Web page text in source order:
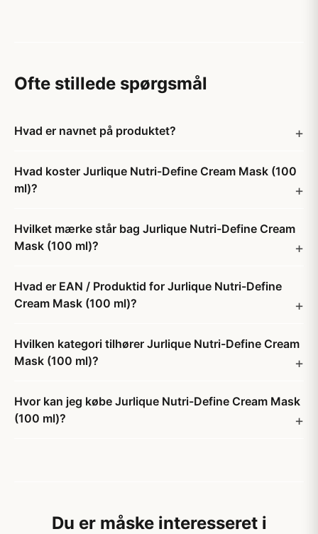
Ofte stillede spørgsmål
Hvad er navnet på produktet?
Hvad koster Jurlique Nutri-Define Cream Mask (100
ml)?
Hvilket mærke står bag Jurlique Nutri-Define Cream
Mask (100 ml)?
Hvad er EAN / Produktid for Jurlique Nutri-Define
Cream Mask (100 ml)?
Hvilken kategori tilhører Jurlique Nutri-Define Cream
Mask (100 ml)?
Hvor kan jeg købe Jurlique Nutri-Define Cream Mask
(100 ml)?
Du er måske interesseret i